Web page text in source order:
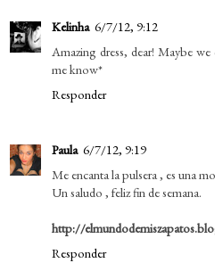
Kelinha 6/7/12, 9:12
Amazing dress, dear! Maybe
me know*
Responder
Paula 6/7/12, 9:19
Me encanta la pulsera , es una
Un saludo , feliz fin de semana.
http://
Responder